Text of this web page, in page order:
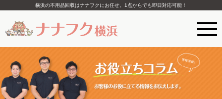
横浜の不用品回収はナナフクにお任せ。1点からでも即日対応可能！